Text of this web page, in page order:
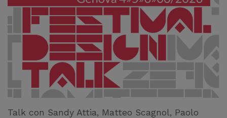
Talk con Sandy Attia, Matteo Scagnol, Paolo